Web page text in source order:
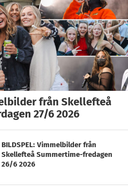
från Skellefteå
27/6 2026
BILDSPEL: Vimmelbilder från
Skellefteå Summertime-fredagen
26/6 2026